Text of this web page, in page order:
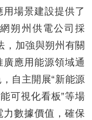
場景建設提供了
朔州供電公司採
，加強與朔州有關
應用能源領域通
自主開展“新能源
可視化看板”等場
數據價值，確保